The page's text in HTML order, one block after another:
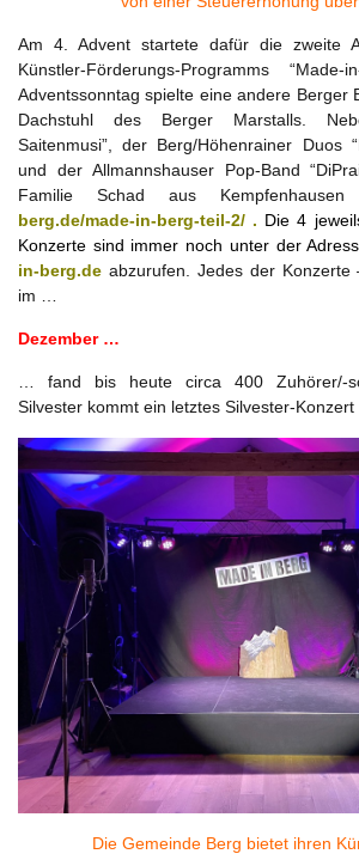
Am 4. Advent startete dafür die zweite
Künstler-Förderungs-Programms
Adventssonntag spielte eine andere Berger
Dachstuhl des Berger Marstalls.
Saitenmusi”, der Berg/Höhenrainer Duos
und der Allmannshauser Pop-Band
Familie Schad aus Kempfenhausen
berg.de/made-in-berg-teil-2/ . Die 4
Konzerte sind immer noch unter der
in-berg.de abzurufen. Jedes der
im …
Dezember …
… fand bis heute circa 400 Zuhörer/-
Silvester kommt ein letztes Silvester-Konzert
Die Gemeinde Berg bietet ihren